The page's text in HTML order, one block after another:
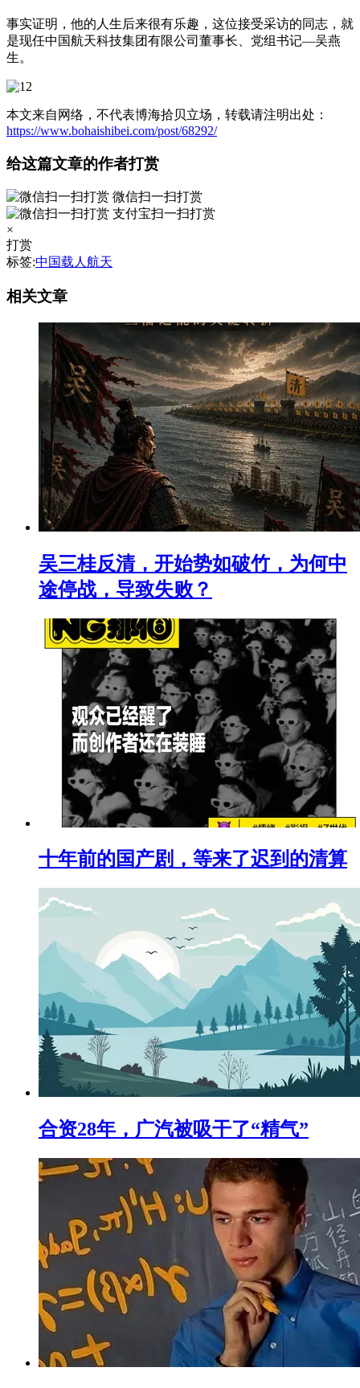
事实证明，他的人生后来很有乐趣，这位接受采访的同志，就
是现任中国航天科技集团有限公司董事长、党组书记—吴燕
生。
本文来自网络，不代表博海拾贝立场，转载请注明出处：
https://www.bohaishibei.com/post/68292/
给这篇文章的作者打赏
微信扫一扫打赏
支付宝扫一扫打赏
×
打赏
标签:中国载人航天
相关文章
吴三桂反清，开始势如破竹，为何中
途停战，导致失败？
十年前的国产剧，等来了迟到的清算
合资28年，广汽被吸干了“精气”